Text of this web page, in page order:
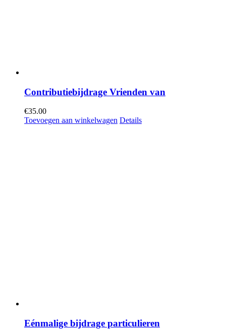
Contributiebijdrage Vrienden van
€35.00
Toevoegen aan winkelwagen Details
Eénmalige bijdrage particulieren